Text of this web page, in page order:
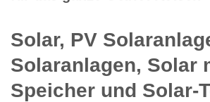
Solar, PV
Solaranlagen, Solar
Speicher und Solar-